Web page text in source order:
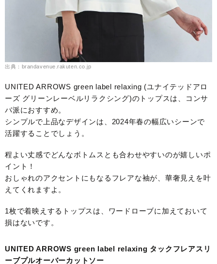
出典：brandavenue.rakuten.co.jp
UNITED ARROWS green label relaxing (ユナイテッドアロ
ーズ グリーンレーベルリラクシング)のトップスは、コンサ
バ派におすすめ。
シンプルで上品なデザインは、2024年春の幅広いシーンで
活躍することでしょう。
程よい丈感でどんなボトムスとも合わせやすいのが嬉しいポ
イント！
おしゃれのアクセントにもなるフレアな袖が、華奢見えを叶
えてくれますよ。
1枚で着映えするトップスは、ワードローブに加えておいて
損はないです。
UNITED ARROWS green label relaxing タックフレアスリ
ーブプルオーバーカットソー